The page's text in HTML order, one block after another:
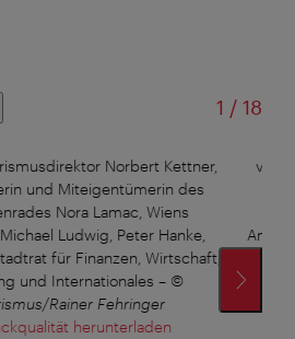
1 /von
18
Norbert Kettner,
und Miteigentümerin des
Nora Lamac, Wiens
Ludwig, Peter Hanke,
für Finanzen, Wirtschaft,
und Internationales– ©
Rainer Fehringer
herunterladen